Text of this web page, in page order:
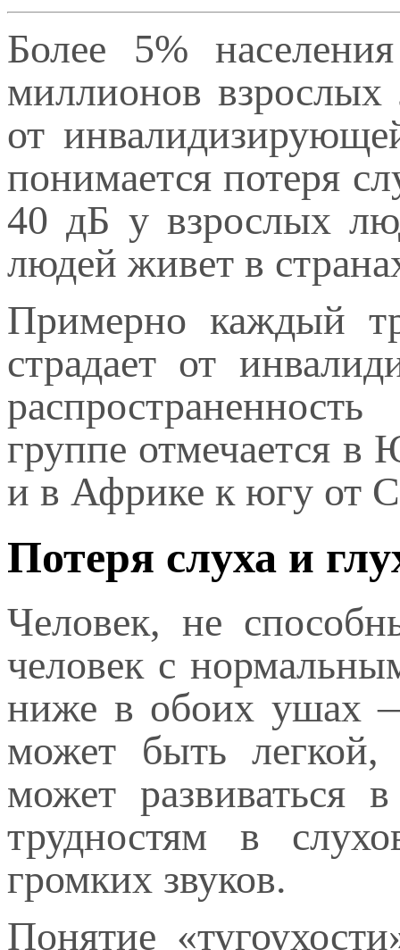
Более 5%
миллионов
от
понимается потеря
40 дБ у взрослых
людей живет в
Примерно каждый
страдает от
группе отмечается
и в Африке к югу от
Потеря слуха и
Человек, не
человек с
ниже в обоих ушах —
может быть
может
трудностям в
громких звуков.
Понятие